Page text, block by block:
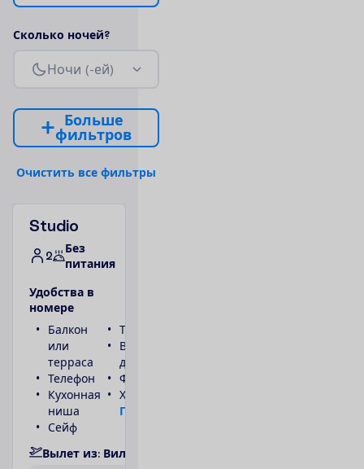
Сколько ночей?
Ночи (-ей)
Больше
фильтров
Очистить все фильтры
Studio
2
Без
питания
Удобства в
номере
Балкон
или
терраса
Телефон
Кухонная
ниша
Сейф
Туалет
Ванна или
душ
Фен
Холодильник
П
Вылет из: Вил